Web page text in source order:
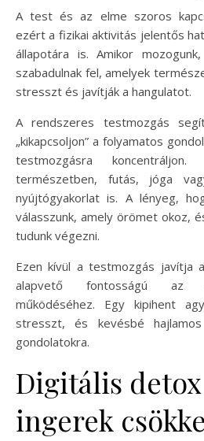
A test és az elme szoros
ezért a fizikai aktivitás jelentős
állapotára is. Amikor
szabadulnak fel, amelyek
stresszt és javítják a hangulatot.
A rendszeres testmozgás
„kikapcsoljon” a folyamatos
testmozgásra
természetben, futás, jóga
nyújtógyakorlat is. A lényeg,
válasszunk, amely örömet okoz,
tudunk végezni.
Ezen kívül a testmozgás javítja
alapvető fontosságú az
működéséhez. Egy kipihent
stresszt, és kevésbé
gondolatokra.
Digitális
ingerek